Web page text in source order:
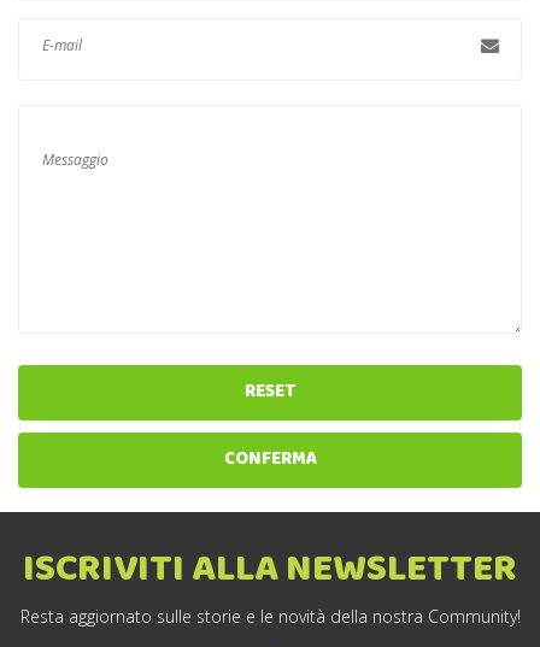
RESET
CONFERMA
ISCRIVITI ALLA NEWSLETTER
Resta aggiornato sulle storie e le novità della nostra Community!